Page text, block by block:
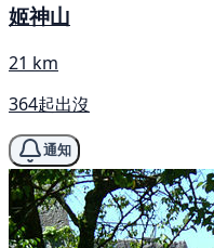
姬神山
21 km
364起出沒
通知